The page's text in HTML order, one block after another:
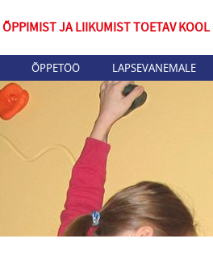
ÕPPIMIST JA LIIKUMIST TOETAV KOOL
ÕPPETÖÖ LAPSEVANEMALE